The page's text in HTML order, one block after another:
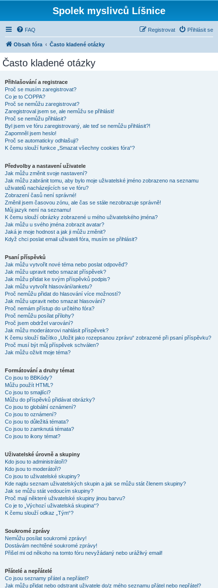
Spolek myslivců Líšnice
FAQ Přihlásit se
Registrovat
Obsah fóra Často kladené otázky
Často kladené otázky
Přihlašování a registrace
Proč se musím zaregistrovat?
Co je to COPPA?
Proč se nemůžu zaregistrovat?
Zaregistroval jsem se, ale nemůžu se přihlásit!
Proč se nemůžu přihlásit?
Byl jsem ve fóru zaregistrovaný, ale teď se nemůžu přihlásit?!
Zapomněl jsem heslo!
Proč se automaticky odhlašuji?
K čemu slouží funkce „Smazat všechny cookies fóra“?
Předvolby a nastavení uživatele
Jak můžu změnit svoje nastavení?
Jak můžu zabránit tomu, aby bylo moje uživatelské jméno zobrazeno na seznamu
uživatelů nacházejících se ve fóru?
Zobrazení časů není správné!
Změnil jsem časovou zónu, ale čas se stále nezobrazuje správně!
Můj jazyk není na seznamu!
K čemu slouží obrázky zobrazené u mého uživatelského jména?
Jak můžu u svého jména zobrazit avatar?
Jaká je moje hodnost a jak ji můžu změnit?
Když chci poslat email uživateli fóra, musím se přihlásit?
Psaní příspěvků
Jak můžu vytvořit nové téma nebo poslat odpověď?
Jak můžu upravit nebo smazat příspěvek?
Jak můžu přidat ke svým příspěvků podpis?
Jak můžu vytvořit hlasování/anketu?
Proč nemůžu přidat do hlasování více možností?
Jak můžu upravit nebo smazat hlasování?
Proč nemám přístup do určitého fóra?
Proč nemůžu posílat přílohy?
Proč jsem obdržel varování?
Jak můžu moderátorovi nahlásit příspěvek?
K čemu slouží tlačítko „Uložit jako rozepsanou zprávu“ zobrazené při psaní příspěvku?
Proč musí být můj příspěvek schválen?
Jak můžu oživit moje téma?
Formátování a druhy témat
Co jsou to BBKódy?
Můžu použít HTML?
Co jsou to smajlíci?
Můžu do příspěvků přidávat obrázky?
Co jsou to globální oznámení?
Co jsou to oznámení?
Co jsou to důležitá témata?
Co jsou to zamknutá témata?
Co jsou to ikony témat?
Uživatelské úrovně a skupiny
Kdo jsou to administrátoři?
Kdo jsou to moderátoři?
Co jsou to uživatelské skupiny?
Kde najdu seznam uživatelských skupin a jak se můžu stát členem skupiny?
Jak se můžu stát vedoucím skupiny?
Proč mají některé uživatelské skupiny jinou barvu?
Co je to „Výchozí uživatelská skupina“?
K čemu slouží odkaz „Tým“?
Soukromé zprávy
Nemůžu posílat soukromé zprávy!
Dostávám nechtěné soukromé zprávy!
Přišel mi od někoho na tomto fóru nevyžádaný nebo urážlivý email!
Přátelé a nepřátelé
Co jsou seznamy přátel a nepřátel?
Jak můžu přidat nebo odstranit uživatele do/z mého seznamu přátel nebo nepřátel?